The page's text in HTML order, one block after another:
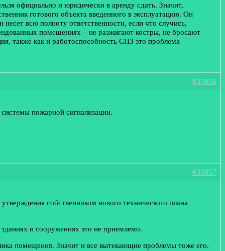
официально и юридически в аренду сдать. Значит,
готового объекта введенного в эксплуатацию. Он
всю полноту ответственности, если что случись,
помещениях – не разжигают костры, не бросают
также как и работоспособность СПЗ это проблема
#35856
пожарной сигнализации.
#35857
собственником нового технического плана
и сооружениях это не приемлемо.
помещения. Значит и все вытекающие проблемы тоже его.